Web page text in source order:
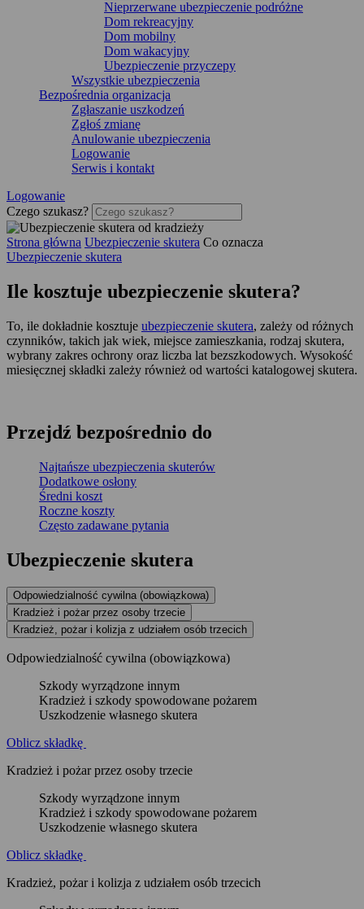
Nieprzerwane ubezpieczenie podróżne
Dom rekreacyjny
Dom mobilny
Dom wakacyjny
Ubezpieczenie przyczepy
Wszystkie ubezpieczenia
Bezpośrednia organizacja
Zgłaszanie uszkodzeń
Zgłoś zmianę
Anulowanie ubezpieczenia
Logowanie
Serwis i kontakt
Logowanie
Czego szukasz?
Strona główna Ubezpieczenie skutera Co oznacza
Ubezpieczenie skutera
Ile kosztuje ubezpieczenie skutera?
To, ile dokładnie kosztuje ubezpieczenie skutera, zależy od różnych
czynników, takich jak wiek, miejsce zamieszkania, rodzaj skutera,
wybrany zakres ochrony oraz liczba lat bezszkodowych. Wysokość
miesięcznej składki zależy również od wartości katalogowej skutera.
Przejdź bezpośrednio do
Najtańsze ubezpieczenia skuterów
Dodatkowe osłony
Średni koszt
Roczne koszty
Często zadawane pytania
Ubezpieczenie skutera
Odpowiedzialność cywilna (obowiązkowa)
Kradzież i pożar przez osoby trzecie
Kradzież, pożar i kolizja z udziałem osób trzecich
Odpowiedzialność cywilna (obowiązkowa)
Szkody wyrządzone innym
Kradzież i szkody spowodowane pożarem
Uszkodzenie własnego skutera
Oblicz składkę
Kradzież i pożar przez osoby trzecie
Szkody wyrządzone innym
Kradzież i szkody spowodowane pożarem
Uszkodzenie własnego skutera
Oblicz składkę
Kradzież, pożar i kolizja z udziałem osób trzecich